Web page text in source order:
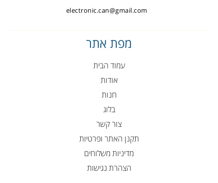
electronic.can@gmail.com
מפת אתר
עמוד הבית
אודות
חנות
בלוג
צור קשר
תקנן האתר ופרטיות
מדיניות משלוחים
הצהרת נגישות